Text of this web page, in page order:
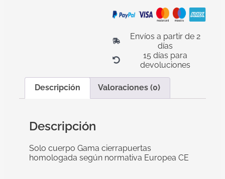
Envíos a partir de 2
días
15 días para
devoluciones
Descripción Valoraciones (0)
Descripción
Solo cuerpo Gama cierrapuertas
homologada según normativa Europea CE